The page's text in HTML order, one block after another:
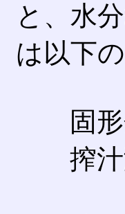
と、水
は以下
固形分
搾汁